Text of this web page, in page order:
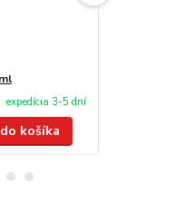
expedícia 3-5 dní
košíka